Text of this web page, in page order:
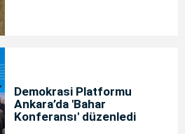
Demokrasi Platformu
Ankara’da 'Bahar
Konferansı' düzenledi